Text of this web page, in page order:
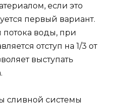
если это
первый вариант.
воды, при
отступ на 1/3 от
выступать
сливной системы